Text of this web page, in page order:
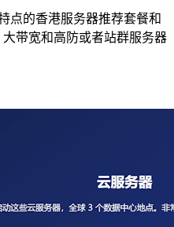
点的香港服务器推荐套餐和
带宽和高防或者站群服务器